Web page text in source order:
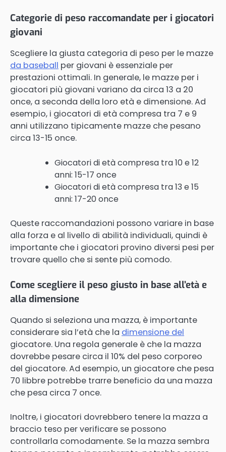
Categorie di peso raccomandate per i giocatori
giovani
Scegliere la giusta categoria di peso per le mazze
da baseball per giovani è essenziale per
prestazioni ottimali. In generale, le mazze per i
giocatori più giovani variano da circa 13 a 20
once, a seconda della loro età e dimensione. Ad
esempio, i giocatori di età compresa tra 7 e 9
anni utilizzano tipicamente mazze che pesano
circa 13-15 once.
Giocatori di età compresa tra 10 e 12
anni: 15-17 once
Giocatori di età compresa tra 13 e 15
anni: 17-20 once
Queste raccomandazioni possono variare in base
alla forza e al livello di abilità individuali, quindi è
importante che i giocatori provino diversi pesi per
trovare quello che si sente più comodo.
Come scegliere il peso giusto in base all’età e
alla dimensione
Quando si seleziona una mazza, è importante
considerare sia l’età che la dimensione del
giocatore. Una regola generale è che la mazza
dovrebbe pesare circa il 10% del peso corporeo
del giocatore. Ad esempio, un giocatore che pesa
70 libbre potrebbe trarre beneficio da una mazza
che pesa circa 7 once.
Inoltre, i giocatori dovrebbero tenere la mazza a
braccio teso per verificare se possono
controllarla comodamente. Se la mazza sembra